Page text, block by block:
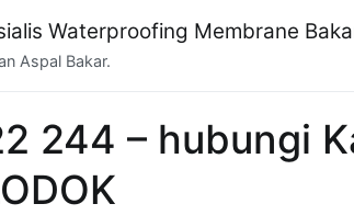
Waterproofing Membrane
Aspal Bakar.
244 – hubungi